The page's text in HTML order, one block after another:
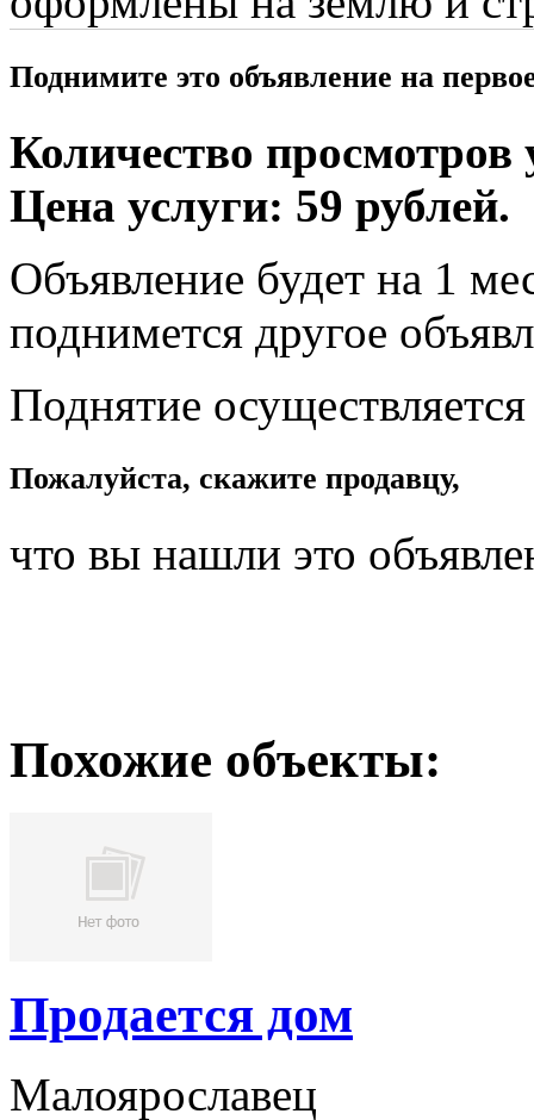
Поднимите это объявление на
Количество просмотров
Цена услуги: 59 рублей.
Объявление будет на 1
поднимется другое
Поднятие
Пожалуйста, скажите продавцу,
что вы нашли это
Похожие объекты:
Продается дом
Малоярославец